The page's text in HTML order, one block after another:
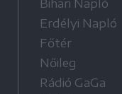
Bihari Napló
Erdélyi Napló
Főtér
Nőileg
Rádió GaGa